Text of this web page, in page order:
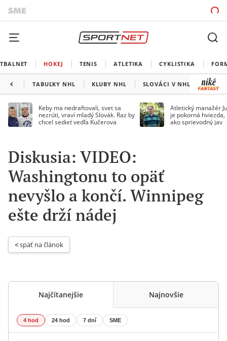
HOKEJ TENIS ATLETIKA CYKLISTIKA
TABUĽKY NHL KLUBY NHL SLOVÁCI V NHL
Keby ma nedraftovali, svet sa
nezrúti, vraví mladý Slovák. Raz by
chcel sedieť vedľa Kučerova
Atletický manažér
je pokorná
ako sprievodný jav
Diskusia: VIDEO:
Washingtonu to opäť
nevyšlo a končí. Winnipeg
ešte drží nádej
< späť na článok
Najčítanejšie Najnovšie
4 hod 24 hod 7 dní SME